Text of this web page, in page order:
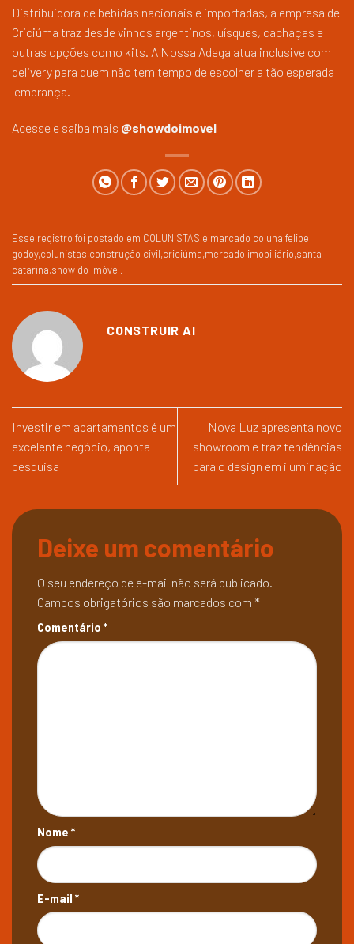
Distribuidora de bebidas nacionais e importadas, a empresa de
Criciúma traz desde vinhos argentinos, uísques, cachaças e
outras opções como kits. A Nossa Adega atua inclusive com
delivery para quem não tem tempo de escolher a tão esperada
lembrança.
Acesse e saiba mais @showdoimovel
Esse registro foi postado em COLUNISTAS e marcado coluna felipe
godoy,colunistas,construção civil,criciúma,mercado imobiliário,santa
catarina,show do imóvel
CONSTRUIR AI
Investir em apartamentos é um
excelente negócio, aponta
pesquisa
Nova Luz apresenta novo
showroom e traz tendências
para o design em iluminação
Deixe um comentário
O seu endereço de e-mail não será publicado.
Campos obrigatórios são marcados com *
Comentário *
Nome *
E-mail *